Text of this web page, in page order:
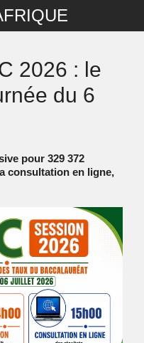
2026 : le
du 6
pour 329 372
consultation en ligne,